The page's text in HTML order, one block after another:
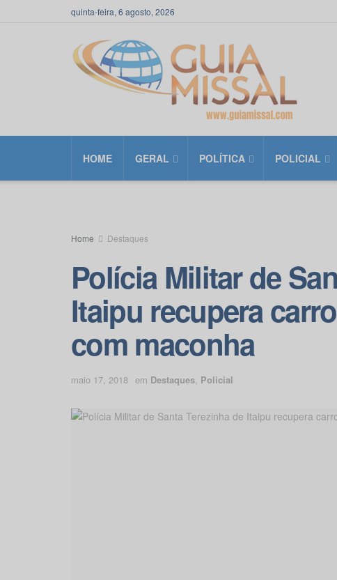
quinta-feira, 6 agosto, 2026
HOME GERAL POLÍTICA POLICIAL
Home Destaques
Polícia Militar de
Itaipu recupera
com maconha
maio 17, 2018 em Destaques Policial